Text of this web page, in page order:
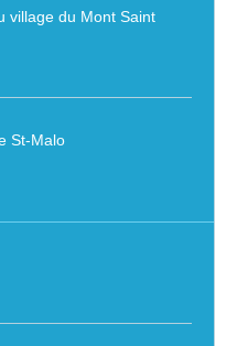
village du Mont Saint
St-Malo